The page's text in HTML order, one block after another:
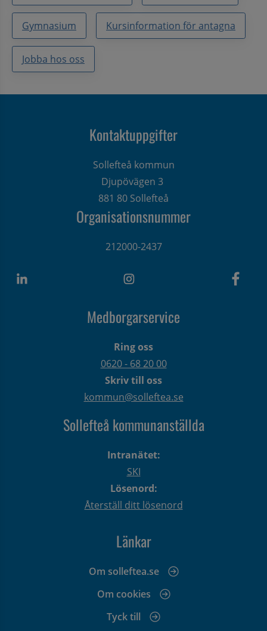
Gymnasium Kursinformation för antagna
Jobba hos oss
Kontaktuppgifter
Sollefteå kommun
Djupövägen 3
881 80 Sollefteå
Organisationsnummer
212000-2437
Medborgarservice
Ring oss
0620 - 68 20 00
Skriv till oss
kommun@solleftea.se
Sollefteå kommunanställda
Intranätet:
SKI
Lösenord:
Återställ ditt lösenord
Länkar
Om solleftea.se
Om cookies
Tyck till